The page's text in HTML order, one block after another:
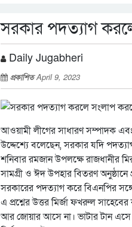
সরকার পদত্যাগ
Daily Jugabheri
প্রকাশিতApril 9, 2023
আওয়ামী লীগের সাধারণ সম্পাদক
উদ্দেশ্যে বলেছেন, সরকার যদি
শনিবার রমজান উপলক্ষে রাজধানীর
সামগ্রী ও ঈদ উপহার বিতরণ
সরকারের পদত্যাগ করে বিএনপির
এ প্রশ্নের উত্তর মির্জা ফখরুল
আর জোয়ার আসে না। ভাটার টান এসে